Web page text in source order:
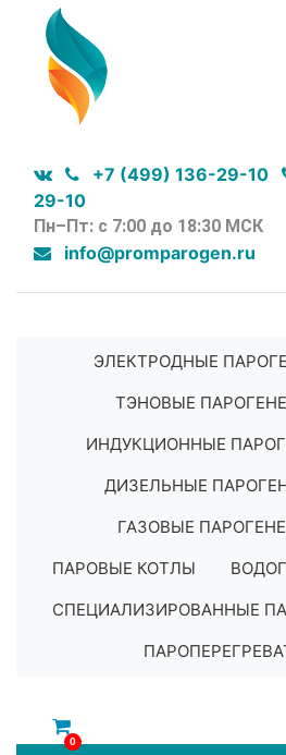
+7 (499) 136-29-10
29-10
Пн–Пт: с 7:00 до 18:30 МСК
info@promparogen.ru
ЭЛЕКТРОДНЫЕ
ТЭНОВЫЕ
ИНДУКЦИОННЫЕ
ДИЗЕЛЬНЫЕ
ГАЗОВЫЕ
ПАРОВЫЕ КОТЛЫ
СПЕЦИАЛИЗИРОВАННЫЕ
0